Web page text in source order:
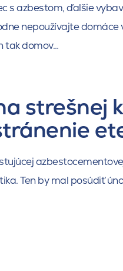
s azbestom, ďalšie
nepoužívajte
tak domov…
strešnej
Ten by mal posúdiť